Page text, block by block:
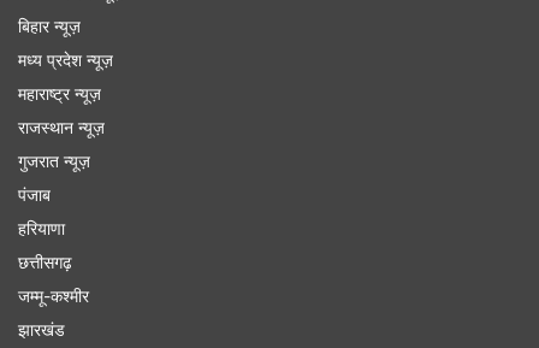
55.1 प्रतिशत ट्रक ड्राइवरों की नजर कमजोर
इससे पहले, एक रिपोर्ट में यह सामने आया था कि भारत में
करीब 55.1 प्रतिशत ट्रक ड्राइवरों की नजर कमजोर है,
जबकि 53.3 प्रतिशत को दूर की दृष्टि में सुधार की जरूरत
है और 46.7 प्रतिशत को निकट दृष्टिदोष के उपचार की
जरूरत है। भारतीय प्रौद्योगिकी संस्थान (आईआईटी), दिल्ली
बिहार न्यूज़
मध्य प्रदेश न्यूज़
महाराष्ट्र न्यूज़
राजस्थान न्यूज़
गुजरात न्यूज़
पंजाब
हरियाणा
छत्तीसगढ़
जम्मू-कश्मीर
झारखंड